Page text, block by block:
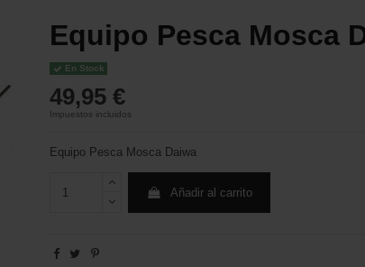
Equipo Pesca Mosca
En Stock
49,95 €
Impuestos incluidos
Equipo Pesca Mosca Daiwa
Añadir al carrito